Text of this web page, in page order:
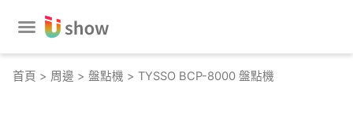
主
首頁 > 周邊 > 盤點機 > TYSSO BCP-8000 盤點機